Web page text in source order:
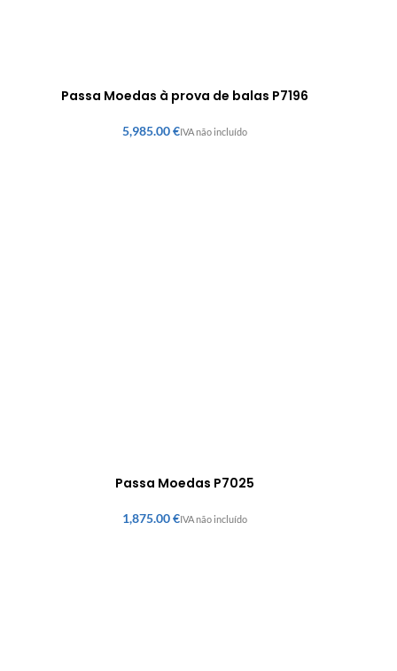
Passa Moedas à prova de balas P7196
€
Passa Moedas P7025
€